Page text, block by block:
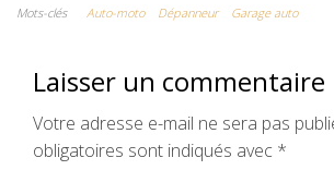
Mots-clés Auto-moto Dépanneur Garage auto
Laisser un commentaire
Votre adresse e-mail ne sera pas
obligatoires sont indiqués avec *